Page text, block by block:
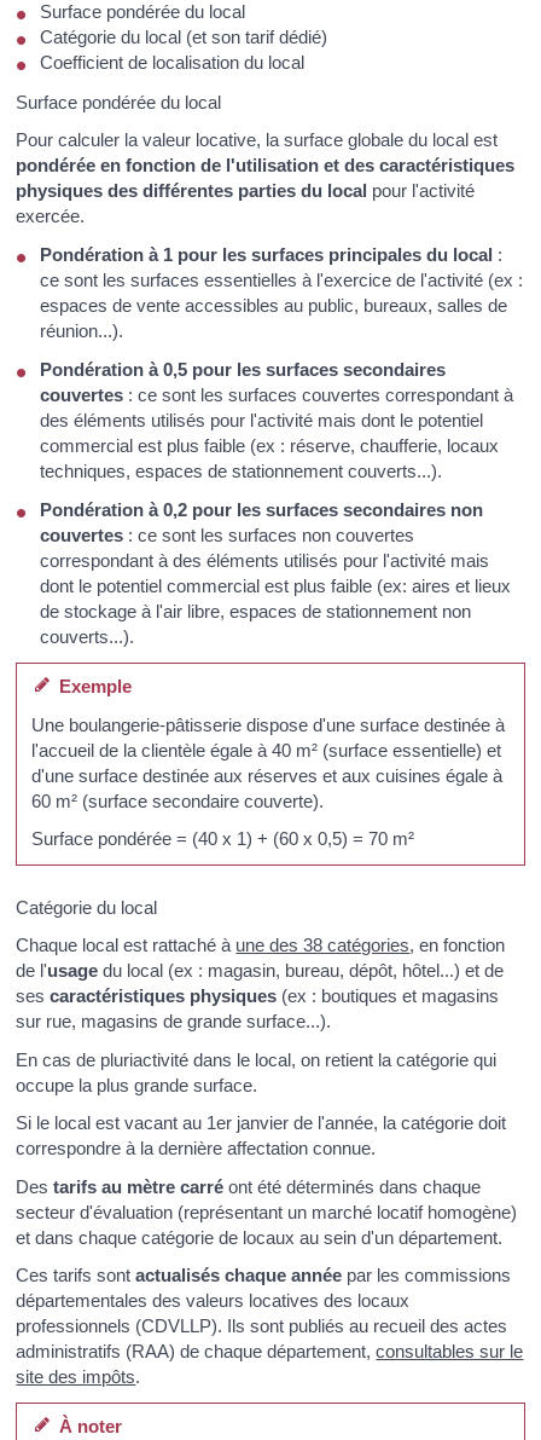
Surface pondérée du local
Catégorie du local (et son tarif dédié)
Coefficient de localisation du local
Surface pondérée du local
Pour calculer la valeur locative, la surface globale du local est
pondérée en fonction de l'utilisation et des caractéristiques
physiques des différentes parties du local pour l'activité
exercée.
Pondération à 1 pour les surfaces principales du local :
ce sont les surfaces essentielles à l'exercice de l'activité (ex :
espaces de vente accessibles au public, bureaux, salles de
réunion...).
Pondération à 0,5 pour les surfaces secondaires
couvertes : ce sont les surfaces couvertes correspondant à
des éléments utilisés pour l'activité mais dont le potentiel
commercial est plus faible (ex : réserve, chaufferie, locaux
techniques, espaces de stationnement couverts...).
Pondération à 0,2 pour les surfaces secondaires non
couvertes : ce sont les surfaces non couvertes
correspondant à des éléments utilisés pour l'activité mais
dont le potentiel commercial est plus faible (ex: aires et lieux
de stockage à l'air libre, espaces de stationnement non
couverts...).
Exemple
Une boulangerie-pâtisserie dispose d'une surface destinée à
l'accueil de la clientèle égale à 40 m² (surface essentielle) et
d'une surface destinée aux réserves et aux cuisines égale à
60 m² (surface secondaire couverte).
Surface pondérée = (40 x 1) + (60 x 0,5) = 70 m²
Catégorie du local
Chaque local est rattaché à une des 38 catégories, en fonction
de l'usage du local (ex : magasin, bureau, dépôt, hôtel...) et de
sescaractéristiques physiques (ex : boutiques et magasins
sur rue, magasins de grande surface...).
En cas de pluriactivité dans le local, on retient la catégorie qui
occupe la plus grande surface.
Si le local est vacant au 1er janvier de l'année, la catégorie doit
correspondre à la dernière affectation connue.
Destarifs au mètre carré ont été déterminés dans chaque
secteur d'évaluation (représentant un marché locatif homogène)
et dans chaque catégorie de locaux au sein d'un département.
Ces tarifs sontactualisés chaque année par les commissions
départementales des valeurs locatives des locaux
professionnels (CDVLLP). Ils sont publiés au recueil des actes
administratifs (RAA) de chaque département,consultables sur le
site des impôts.
À noter